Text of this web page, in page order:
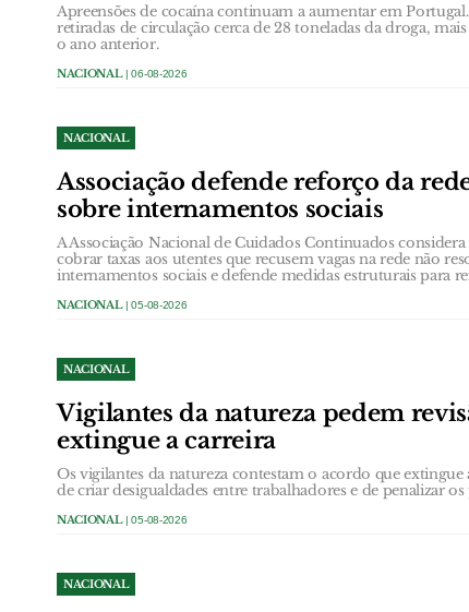
Apreensões de cocaína continuam a aumentar em
retiradas de circulação cerca de 28 toneladas da droga,
o ano anterior.
NACIONAL| 06-08-2026
NACIONAL
Associação defende reforço da
sobre internamentos sociais
A Associação Nacional de Cuidados Continuados
cobrar taxas aos utentes que recusem vagas na rede não
internamentos sociais e defende medidas estruturais para
NACIONAL| 05-08-2026
NACIONAL
Vigilantes da natureza pedem
extingue a carreira
Os vigilantes da natureza contestam o acordo que
de criar desigualdades entre trabalhadores e de penalizar
NACIONAL| 05-08-2026
NACIONAL